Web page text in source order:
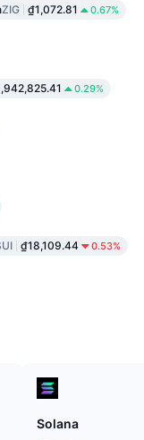
ZIG ₫1,072.81 0.67%
0.29%
₫18,109.44 0.53%
Solana